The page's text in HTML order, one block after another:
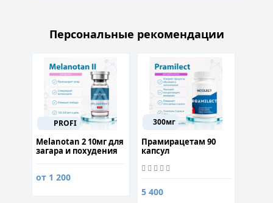
Персональные рекомендации
PROFI
Melanotan 2 10мг для
загара и похудения
от 1 200
300мг
Прамирацетам 90
капсул
5 400